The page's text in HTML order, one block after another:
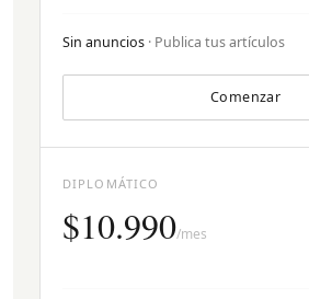
Sin anuncios · Publica tus artículos
Comenzar
DIPLOMÁTICO
$10.990/mes